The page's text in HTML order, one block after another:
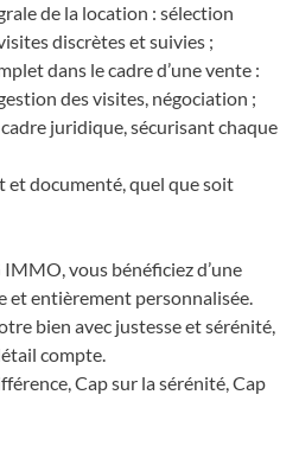
de la location : sélection
discrètes et suivies ;
dans le cadre d’une vente :
des visites, négociation ;
juridique, sécurisant chaque
et documenté, quel que soit
vous bénéficiez d’une
et entièrement personnalisée.
bien avec justesse et sérénité,
compte.
Cap sur la sérénité, Cap